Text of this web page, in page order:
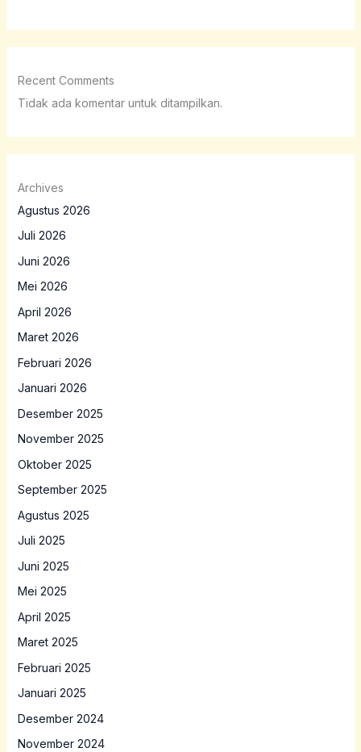
Recent Comments
Tidak ada komentar untuk ditampilkan.
Archives
Agustus 2026
Juli 2026
Juni 2026
Mei 2026
April 2026
Maret 2026
Februari 2026
Januari 2026
Desember 2025
November 2025
Oktober 2025
September 2025
Agustus 2025
Juli 2025
Juni 2025
Mei 2025
April 2025
Maret 2025
Februari 2025
Januari 2025
Desember 2024
November 2024